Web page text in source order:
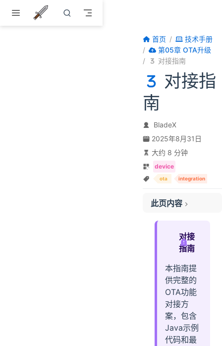
首页
技术手册
第05章 OTA升级
对接指南
对接指
南
BladeX
2025年8月31日
大约 8 分钟
device
ota integration
此页内容
一、设备认证
二、Topic订阅配置
1. 核心流程说明
2. 启动流程
四、功能实现
1. 升级指令处理
3. 固件拉取响应处理
4. 统一升级参数处理
五、进度上报
1. 升级进度上报
3. 版本上报
对接
指南
本指南提
供完整的
OTA功能
对接方
案，包含
Java示例
代码和最